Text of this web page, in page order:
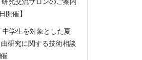
開催】
中学生を対象とした夏
研究に関する技術相談